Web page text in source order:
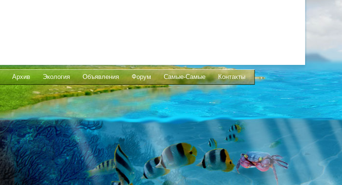
Архив Экология Объявления Форум Самые-Самые Контакты